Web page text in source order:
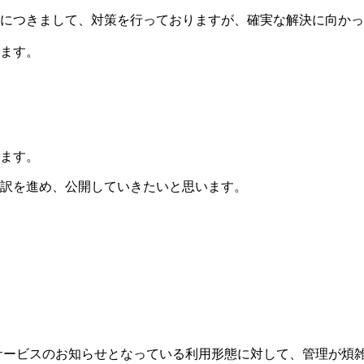
つきまして、対策を行っておりますが、確実な解決に向か
す。
す。
を進め、公開していきたいと思います。
ビスのお知らせとなっている利用形態に対して、管理が煩